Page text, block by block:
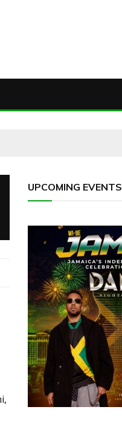
UPCOMING EVENTS